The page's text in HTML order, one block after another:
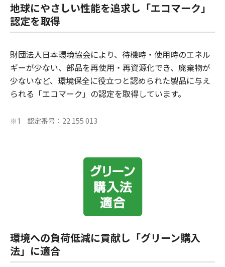
地球にやさしい性能を追求し「エコマーク」
認定を取得
財団法人日本環境協会により、待機時・使用時のエネル
ギーが少ない、部品を再使用・再資源化でき、廃棄物が
少ないなど、環境保全に役立つと認められた製品に与え
られる「エコマーク」の認定を取得しています。
※1 認定番号：22 155 013
環境への負荷低減に貢献し「グリーン購入
法」に適合